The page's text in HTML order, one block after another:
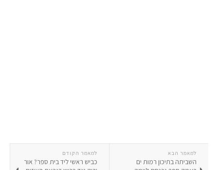
למאמר הקודם
כביש ראשי ליד בית ספר? אור
למאמר הבא
השביתה בתיכון רמות ים